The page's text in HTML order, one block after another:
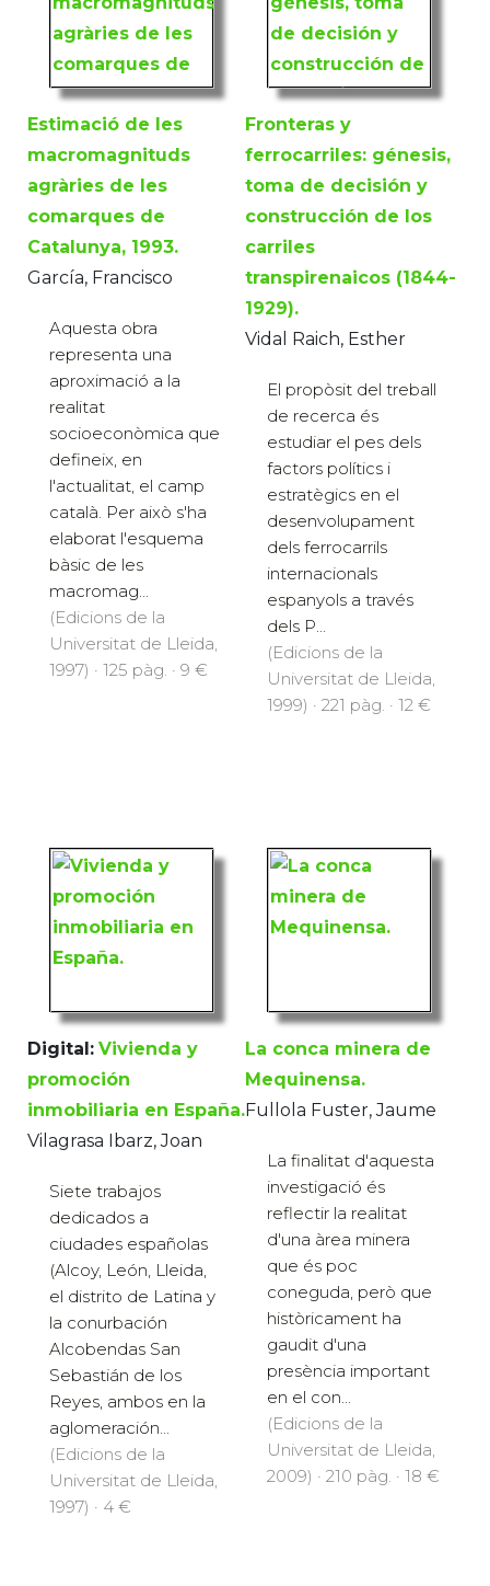
Estimació de les
macromagnituds
agràries de les
comarques de
Catalunya, 1993.
García, Francisco
Aquesta obra
representa una
aproximació a la
realitat
socioeconòmica que
defineix, en
l'actualitat, el camp
català. Per això s'ha
elaborat l'esquema
bàsic de les
macromag...
(Edicions de la
Universitat de Lleida,
1997) · 125 pàg. · 9 €
Fronteras y
ferrocarriles: génesis,
toma de decisión y
construcción de los
carriles
transpirenaicos (1844-
1929).
Vidal Raich, Esther
El propòsit del treball
de recerca és
estudiar el pes dels
factors polítics i
estratègics en el
desenvolupament
dels ferrocarrils
internacionals
espanyols a través
dels P...
(Edicions de la
Universitat de Lleida,
1999) · 221 pàg. · 12 €
Digital: Vivienda y
promoción
inmobiliaria en España.
Vilagrasa Ibarz, Joan
Siete trabajos
dedicados a
ciudades españolas
(Alcoy, León, Lleida,
el distrito de Latina y
la conurbación
Alcobendas San
Sebastián de los
Reyes, ambos en la
aglomeración...
(Edicions de la
Universitat de Lleida,
1997) · 4 €
La conca minera de
Mequinensa.
Fullola Fuster, Jaume
La finalitat d'aquesta
investigació és
reflectir la realitat
d'una àrea minera
que és poc
coneguda, però que
històricament ha
gaudit d'una
presència important
en el con...
(Edicions de la
Universitat de Lleida,
2009) · 210 pàg. · 18 €